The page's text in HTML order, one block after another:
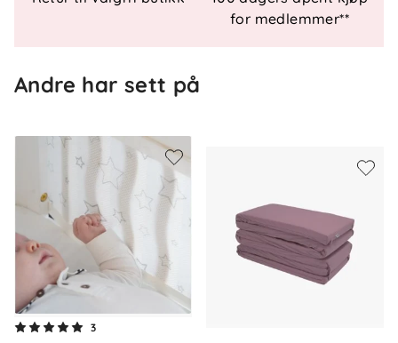
Vask
produktet.
for medlemmer**
Andre har sett på
3
Om oss
Kontakt oss